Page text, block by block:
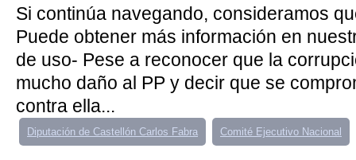
Si continúa navegando, consideramos
Puede obtener más información en
de uso- Pese a reconocer que la
mucho daño al PP y decir que se
contra ella...
Diputación de Castellón Carlos Fabra Comité Ejecutivo Nacional